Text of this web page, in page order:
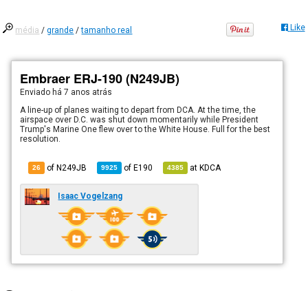
média /grande /tamanho real Like
Embraer ERJ-190 (N249JB)
Enviado há7 anos atrás
A line-up of planes waiting to depart from DCA. At the time, the
airspace over D.C. was shut down momentarily while President
Trump's Marine One flew over to the White House. Full for the best
resolution.
26 of N249JB 9925 ofE190 4385 atKDCA
Isaac Vogelzang